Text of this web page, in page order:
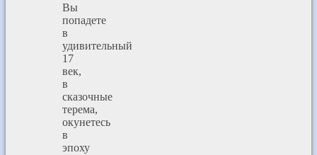
Вы
попадете
в
удивительный
17
век,
в
сказочные
терема,
окунетесь
в
эпоху